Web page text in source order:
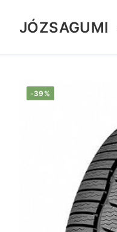
tartalomra
JÓZSAGUMI
-39%